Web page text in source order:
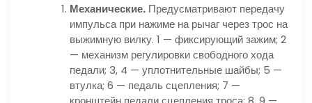
Механические. Предусматривают передачу
импульса при нажиме на рычаг через трос на
выжимную вилку. 1 — фиксирующий зажим; 2
— механизм регулировки свободного хода
педали; 3, 4 — уплотнительные шайбы; 5 —
втулка; 6 — педаль сцепления; 7 —